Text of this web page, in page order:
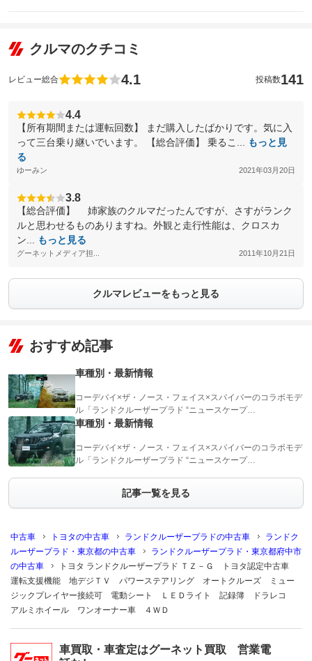
クルマのクチコミ
レビュー総合 4.1 投稿数141
4.4
【所有期間または運転回数】 まだ購入したばかりです。気に入
って三台乗り継いでいます。 【総合評価】 乗るこ...
もっと見
る
ゆーみン 2021年03月20日
3.8
【総合評価】 姉家族のクルマだったんですが、さすがランク
ルと思わせるものありますね。外観と走行性能は、クロスカ
ン...
もっと見る
グーネットメディア担... 2011年10月21日
クルマレビューをもっと見る
おすすめ記事
車種別・最新情報
コーデバイ×ザ・ノース・フェイス×スパイバーのコラボモデ
ル「ランドクルーザープラド “ニュースケープ…
車種別・最新情報
コーデバイ×ザ・ノース・フェイス×スパイバーのコラボモデ
ル「ランドクルーザープラド “ニュースケープ…
記事一覧を見る
中古車 トヨタの中古車 ランドクルーザープラドの中古車
ランドク
ルーザープラド・東京都の中古車
ランドクルーザープラド・東京都府中市
の中古車
トヨタ ランドクルーザープラド ＴＺ－Ｇ トヨタ認定中古車
運転支援機能 地デジＴＶ パワーステアリング オートクルーズ ミュー
ジックプレイヤー接続可 電動シート ＬＥＤライト 記録簿 ドラレコ
アルミホイール ワンオーナー車 ４ＷＤ
車買取・車査定はグーネット買取 営業電